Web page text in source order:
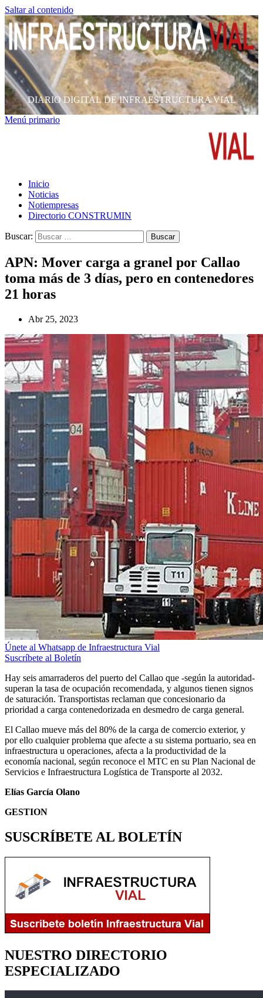
Saltar al contenido
DIARIO DIGITAL DE INFRAESTRUCTURA VIAL
Menú primario
Inicio
Noticias
Notiempresas
Directorio CONSTRUMIN
Buscar:
APN: Mover carga a granel por Callao
toma más de 3 días, pero en contenedores
21 horas
Abr 25, 2023
Únete al Whatsapp de Infraestructura Vial
Suscríbete al Boletín
Hay seis amarraderos del puerto del Callao que -según la autoridad-
superan la tasa de ocupación recomendada, y algunos tienen signos
de saturación. Transportistas reclaman que concesionario da
prioridad a carga contenedorizada en desmedro de carga general.
El Callao mueve más del 80% de la carga de comercio exterior, y
por ello cualquier problema que afecte a su sistema portuario, sea en
infraestructura u operaciones, afecta a la productividad de la
economía nacional, según reconoce el MTC en su Plan Nacional de
Servicios e Infraestructura Logística de Transporte al 2032.
Elías García Olano
GESTION
SUSCRÍBETE AL BOLETÍN
NUESTRO DIRECTORIO
ESPECIALIZADO